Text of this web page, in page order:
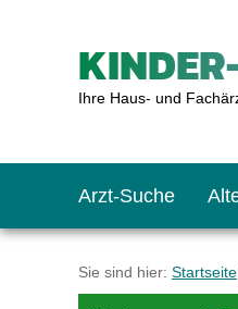
Ihre Haus- und
Arzt-Suche
Sie sind hier: Startseite